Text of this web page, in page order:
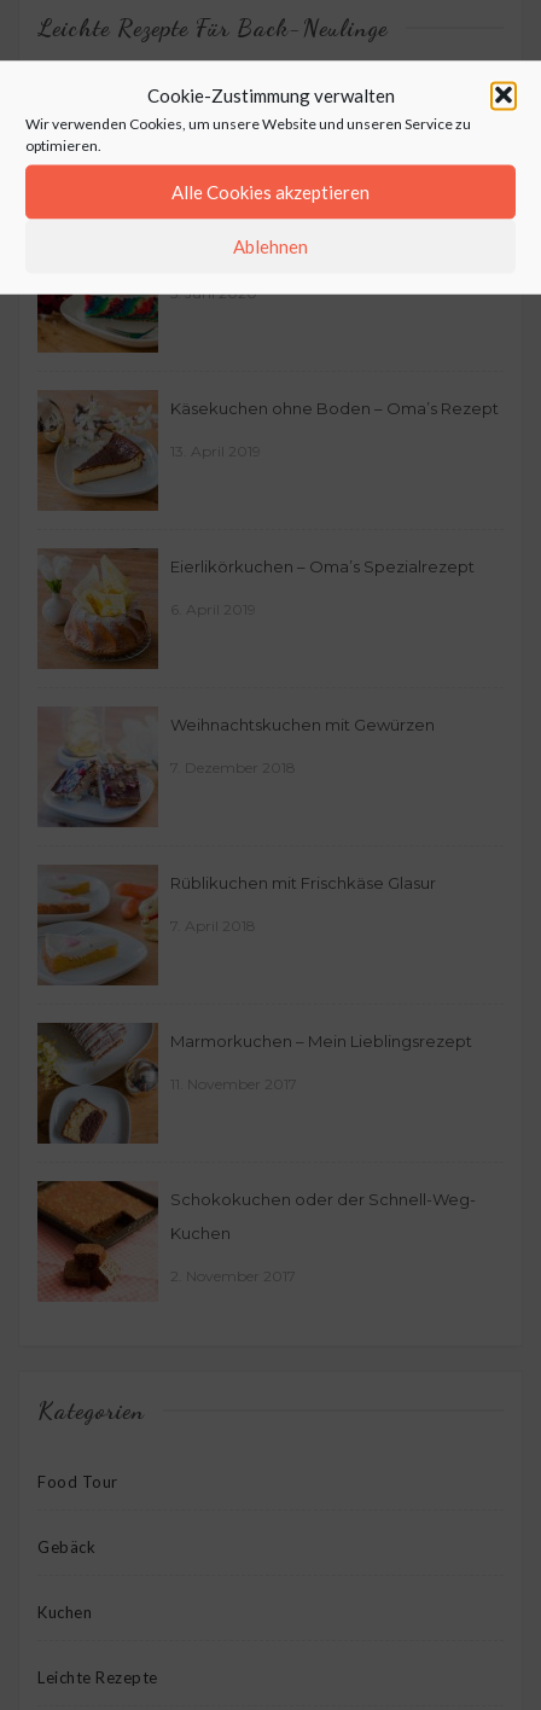
Cookie-Zustimmung verwalten
Wir verwenden Cookies, um unsere Website und unseren Service zu
optimieren.
Alle Cookies akzeptieren
Ablehnen
Leichte Rezepte Für Back-Neulinge
Heidesand mit Marzipan – Oma’s
Plätzchen
13. Dezember 2020
Bunter Zebrakuchen
5. Juni 2020
Käsekuchen ohne Boden – Oma’s Rezept
13. April 2019
Eierlikörkuchen – Oma’s Spezialrezept
6. April 2019
Weihnachtskuchen mit Gewürzen
7. Dezember 2018
Rüblikuchen mit Frischkäse Glasur
7. April 2018
Marmorkuchen – Mein Lieblingsrezept
11. November 2017
Schokokuchen oder der Schnell-Weg-
Kuchen
2. November 2017
Kategorien
Food Tour
Gebäck
Kuchen
Leichte Rezepte